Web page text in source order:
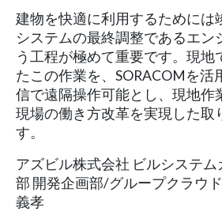
建物を快適に利用するためには
システムの最終調整であるエン
う工程が極めて重要です。現地
たこの作業を、SORACOMを活
信で遠隔操作可能とし、現地作
現場の働き方改革を実現した取
す。
アズビル株式会社 ビルシステ
部 開発企画部/グループクラウ
義孝